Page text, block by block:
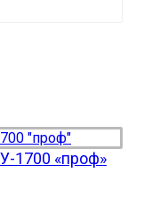
1700 «проф»